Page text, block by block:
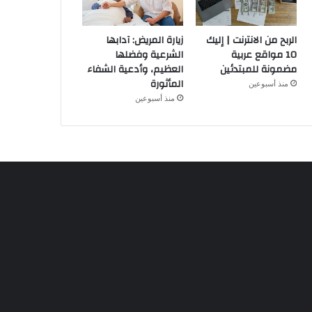
الربح من الانترنت | إليك
10 مواقع عربية
مضمونة للمبتدئين
منذ أسبوعين
زيارة المريض: آدابها
الشرعية وفضلها
العظيم، وأدعية الشفاء
المأثورة
منذ أسبوعين